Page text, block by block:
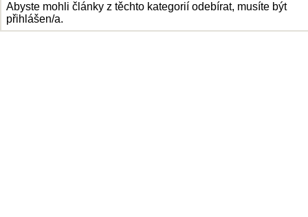
Abyste mohli články z těchto kategorií odebírat, musíte být
přihlášen/a.